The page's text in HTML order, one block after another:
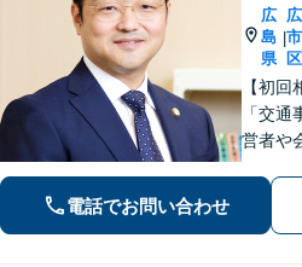
広
島
県
|
区
【初
「交
営者や
に解
景園前
電話でお問い合わせ